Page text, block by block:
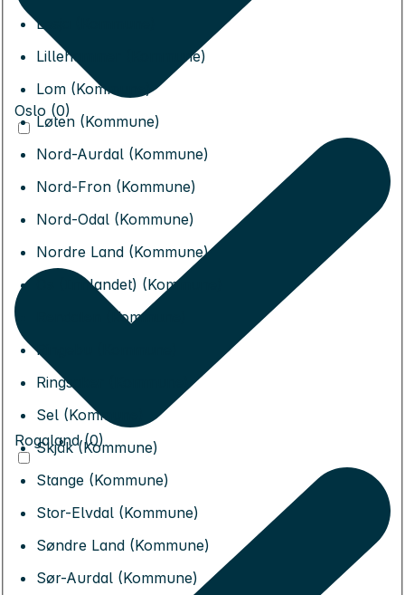
Lesja (Kommune)
Lillehammer (Kommune)
Lom (Kommune)
Løten (Kommune)
Nord-Aurdal (Kommune)
Nord-Fron (Kommune)
Nord-Odal (Kommune)
Nordre Land (Kommune)
Os (Innlandet) (Kommune)
Rendalen (Kommune)
Ringebu (Kommune)
Ringsaker (Kommune)
Sel (Kommune)
Skjåk (Kommune)
Stange (Kommune)
Stor-Elvdal (Kommune)
Søndre Land (Kommune)
Sør-Aurdal (Kommune)
Oslo (0)
Rogaland (0)